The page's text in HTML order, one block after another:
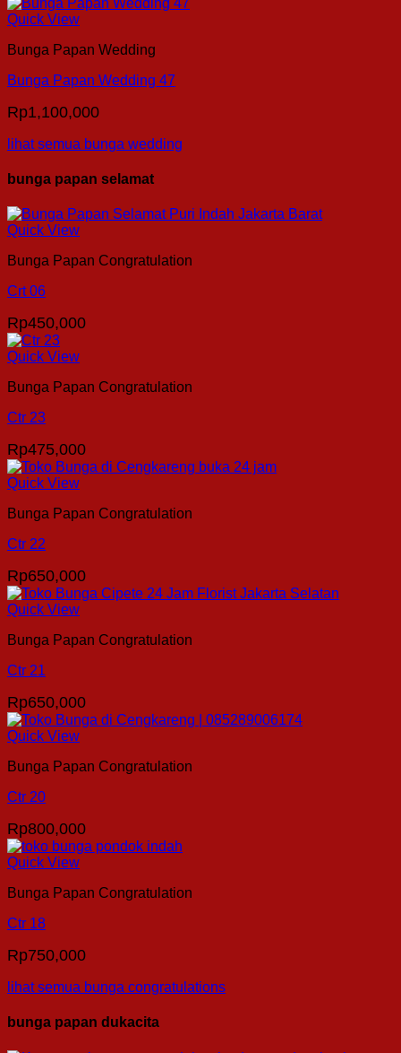
Quick View
Bunga Papan Wedding
Bunga Papan Wedding 47
Rp1,100,000
lihat semua bunga wedding
bunga papan selamat
Quick View
Bunga Papan Congratulation
Crt 06
Rp450,000
Quick View
Bunga Papan Congratulation
Ctr 23
Rp475,000
Quick View
Bunga Papan Congratulation
Ctr 22
Rp650,000
Quick View
Bunga Papan Congratulation
Ctr 21
Rp650,000
Quick View
Bunga Papan Congratulation
Ctr 20
Rp800,000
Quick View
Bunga Papan Congratulation
Ctr 18
Rp750,000
lihat semua bunga congratulations
bunga papan dukacita